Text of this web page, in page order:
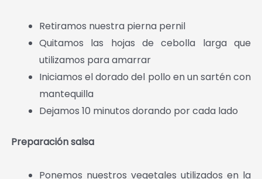
Retiramos nuestra pierna pernil
Quitamos las hojas de cebolla larga que
utilizamos para amarrar
Iniciamos el dorado del pollo en un sartén con
mantequilla
Dejamos 10 minutos dorando por cada lado
Preparación salsa
Ponemos nuestros vegetales utilizados en la